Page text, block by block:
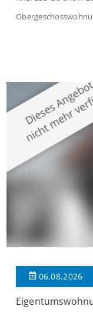
großzügige Räume
modernen
verbindet. Der […]
06.08.2026